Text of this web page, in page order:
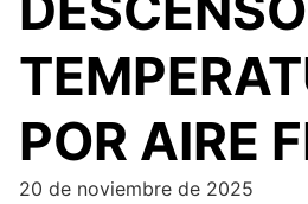
POR AIRE
20 de noviembre de 2025